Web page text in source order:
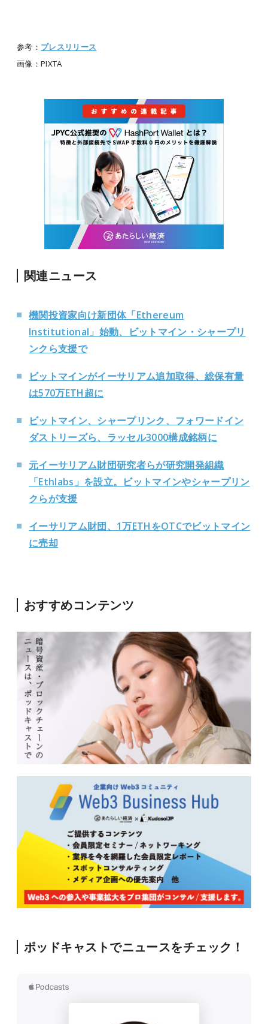
参考： プレスリリース
画像：PIXTA
関連ニュース
機関投資家向け新団体「Ethereum
Institutional」始動、ビットマイン・シャープリ
ンクら支援で
ビットマインがイーサリアム追加取得、総保有量
は570万ETH超に
ビットマイン、シャープリンク、フォワードイン
ダストリーズら、ラッセル3000構成銘柄に
元イーサリアム財団研究者らが研究開発組織
「Ethlabs」を設立。ビットマインやシャープリン
クらが支援
イーサリアム財団、1万ETHをOTCでビットマイン
に売却
おすすめコンテンツ
ポッドキャストでニュースをチェック！